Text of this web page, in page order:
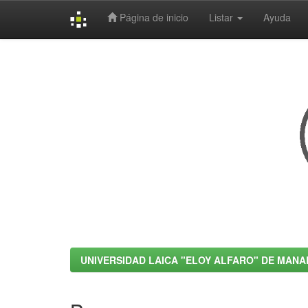
Página de inicio Listar Ayuda
UNIVERSIDAD LAICA "ELOY ALFARO" DE